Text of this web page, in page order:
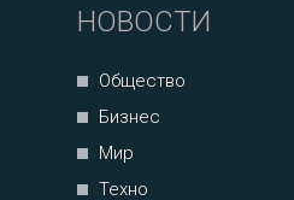
НОВОСТИ
Общество
Бизнес
Мир
Техно